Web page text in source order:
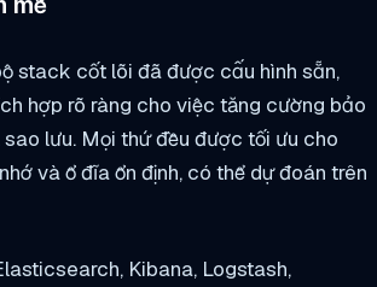
stack cốt lõi đã được cấu hình sẵn,
hợp rõ ràng cho việc tăng cường bảo
lưu. Mọi thứ đều được tối ưu cho
và ổ đĩa ổn định, có thể dự đoán trên
Kibana, Logstash,